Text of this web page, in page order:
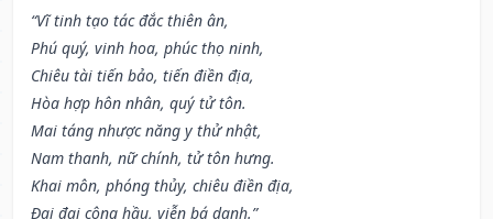
“Vĩ tinh tạo tác đắc thiên ân,
Phú quý, vinh hoa, phúc thọ ninh,
Chiêu tài tiến bảo, tiến điền địa,
Hòa hợp hôn nhân, quý tử tôn.
Mai táng nhược năng y thử nhật,
Nam thanh, nữ chính, tử tôn hưng.
Khai môn, phóng thủy, chiêu điền địa,
Đại đại công hầu, viễn bá danh.”